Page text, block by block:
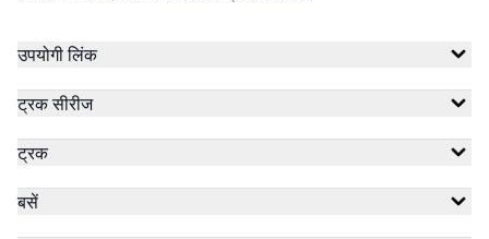
उपयोगी लिंक
ट्रक सीरीज
ट्रक
बसें